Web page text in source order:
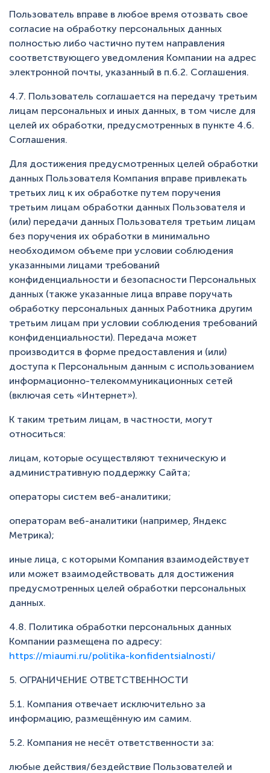
Пользователь вправе в любое время отозвать свое
согласие на обработку персональных данных
полностью либо частично путем направления
соответствующего уведомления Компании на адрес
электронной почты, указанный в п.6.2. Соглашения.
4.7. Пользователь соглашается на передачу третьим
лицам персональных и иных данных, в том числе для
целей их обработки, предусмотренных в пункте 4.6.
Соглашения.
Для достижения предусмотренных целей обработки
данных Пользователя Компания вправе привлекать
третьих лиц к их обработке путем поручения
третьим лицам обработки данных Пользователя и
(или) передачи данных Пользователя третьим лицам
без поручения их обработки в минимально
необходимом объеме при условии соблюдения
указанными лицами требований
конфиденциальности и безопасности Персональных
данных (также указанные лица вправе поручать
обработку персональных данных Работника другим
третьим лицам при условии соблюдения требований
конфиденциальности). Передача может
производится в форме предоставления и (или)
доступа к Персональным данным с использованием
информационно-телекоммуникационных сетей
(включая сеть «Интернет»).
К таким третьим лицам, в частности, могут
относиться:
лицам, которые осуществляют техническую и
административную поддержку Сайта;
операторы систем веб-аналитики;
операторам веб-аналитики (например, Яндекс
Метрика);
иные лица, с которыми Компания взаимодействует
или может взаимодействовать для достижения
предусмотренных целей обработки персональных
данных.
4.8. Политика обработки персональных данных
Компании размещена по адресу:
https://miaumi.ru/politika-konfidentsialnosti/
5. ОГРАНИЧЕНИЕ ОТВЕТСТВЕННОСТИ
5.1. Компания отвечает исключительно за
информацию, размещённую им самим.
5.2. Компания не несёт ответственности за:
любые действия/бездействие Пользователей и